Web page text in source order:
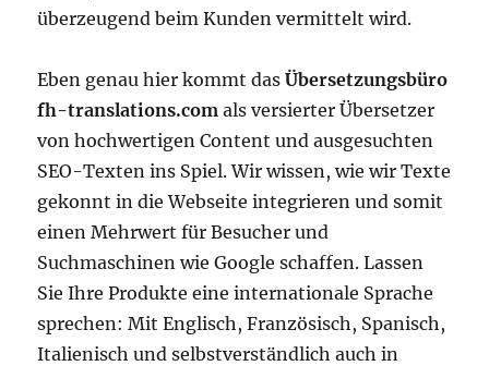
überzeugend beim Kunden vermittelt wird.
Eben genau hier kommt dasÜbersetzungsbüro
fh-translations.com als versierter Übersetzer
von hochwertigen Content und ausgesuchten
SEO-Texten ins Spiel. Wir wissen, wie wir Texte
gekonnt in die Webseite integrieren und somit
einen Mehrwert für Besucher und
Suchmaschinen wie Google schaffen. Lassen
Sie Ihre Produkte eine internationale Sprache
sprechen: Mit Englisch, Französisch, Spanisch,
Italienisch und selbstverständlich auch in